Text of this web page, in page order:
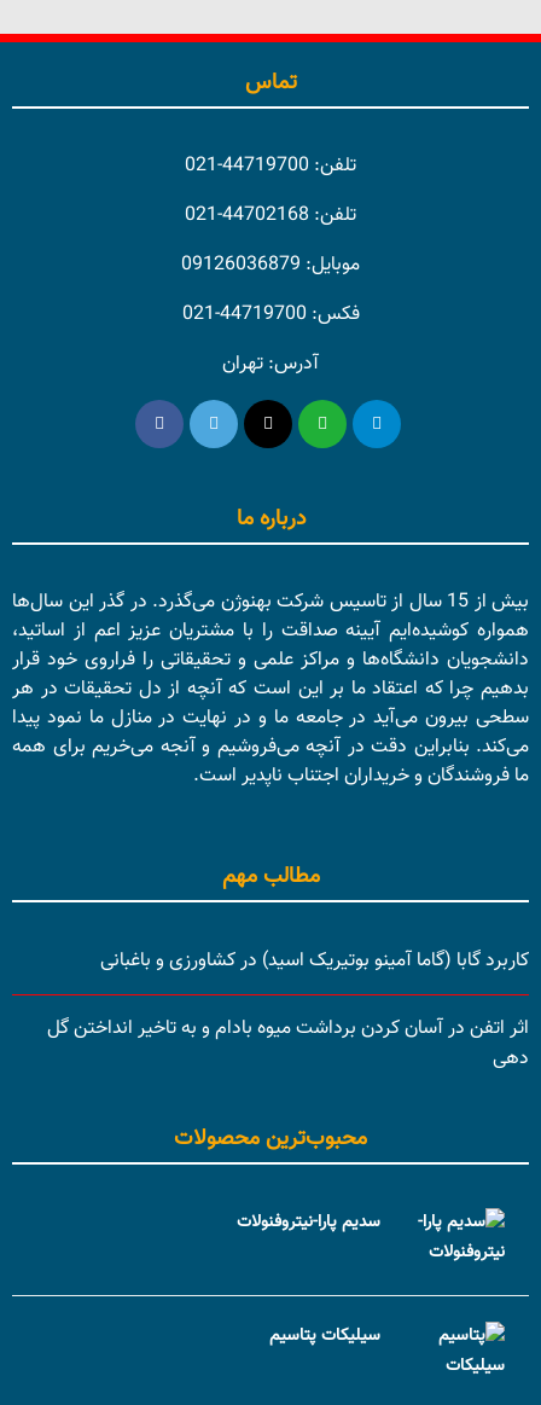
تماس
تلفن: 44719700-021
تلفن: 44702168-021
موبایل: 09126036879
فکس: 44719700-021
آدرس: تهران
درباره ما
بیش از 15 سال از تاسیس شرکت بهنوژن می‌گذرد. در گذر این سال‌ها
همواره کوشیده‌ایم آیینه صداقت را با مشتریان عزیز اعم از اساتید،
دانشجویان دانشگاه‌ها و مراکز علمی و تحقیقاتی را فراروی خود قرار
بدهیم چرا که اعتقاد ما بر این است که آنچه از دل تحقیقات در هر
سطحی بیرون می‌آید در جامعه ما و در نهایت در منازل ما نمود پیدا
می‌کند. بنابراین دقت در آنچه می‌فروشیم و آنجه می‌خریم برای همه
ما فروشندگان و خریداران اجتناب ناپدیر است.
مطالب مهم
کاربرد گابا (گاما آمینو بوتیریک اسید) در کشاورزی و باغبانی
اثر اتفن در آسان کردن برداشت میوه بادام و به تاخیر انداختن گل
دهی
محبوب‌ترین محصولات
سدیم پارا-نیتروفنولات
سیلیکات پتاسیم